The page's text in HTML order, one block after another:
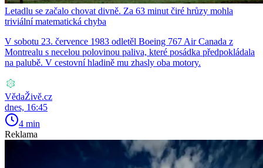
Letadlu se začalo chovat divně. Za 63 minut čiré hrůzy mohla
triviální matematická chyba
V sobotu 23. července 1983 odletěl Boeing 767 Air Canada z
Montrealu s necelou polovinou paliva, které posádka předpokládala
na palubě. V cestovní hladině mu zhasly oba motory.
VědaŽivě.cz
dnes, 16:45
4 min
Reklama